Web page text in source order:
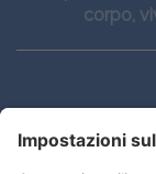
corpo,